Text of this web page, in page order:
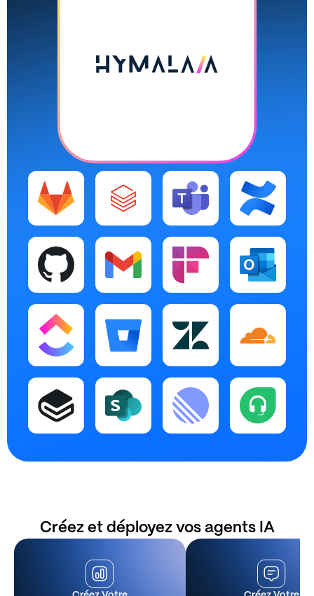
Créez et déployez vos agents IA